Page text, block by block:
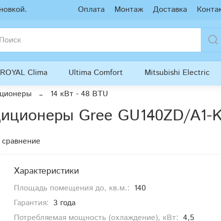
Оплата Монтаж Доставка
ROYAL Clima Ultima Comfort
Mitsubishi Electric
14 кВт - 48 BTU
Gree GU140ZD/A1-
Характеристики
Площадь помещения до, кв.м.: 140
Гарантия: 3 года
Потребляемая мощность (охлаждение), кВт: 4,5